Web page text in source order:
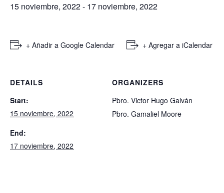
15 noviembre, 2022- 17 noviembre, 2022
+ Añadir a Google Calendar + Agregar a iCalendar
DETAILS
Start:
15 noviembre, 2022
End:
17 noviembre, 2022
ORGANIZERS
Pbro. Victor Hugo Galván
Pbro. Gamaliel Moore